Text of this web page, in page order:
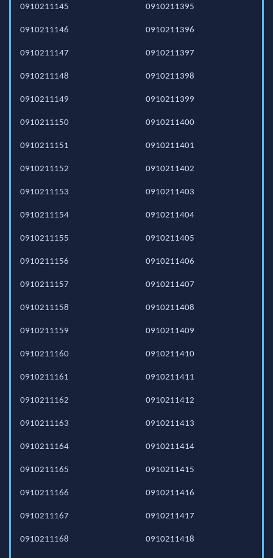
0910211145
0910211146
0910211147
0910211148
0910211149
0910211150
0910211151
0910211152
0910211153
0910211154
0910211155
0910211156
0910211157
0910211158
0910211159
0910211160
0910211161
0910211162
0910211163
0910211164
0910211165
0910211166
0910211167
0910211168
0910211395
0910211396
0910211397
0910211398
0910211399
0910211400
0910211401
0910211402
0910211403
0910211404
0910211405
0910211406
0910211407
0910211408
0910211409
0910211410
0910211411
0910211412
0910211413
0910211414
0910211415
0910211416
0910211417
0910211418